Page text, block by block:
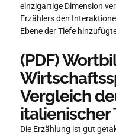
einzigartige Dimension
Erzählers den
Ebene der Tiefe
(PDF)
Vergleich
italienischer
Die Erzählung ist gut